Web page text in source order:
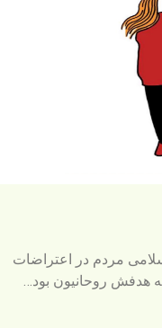
مردم در اعتراضات
هدفش روحانیون بود…